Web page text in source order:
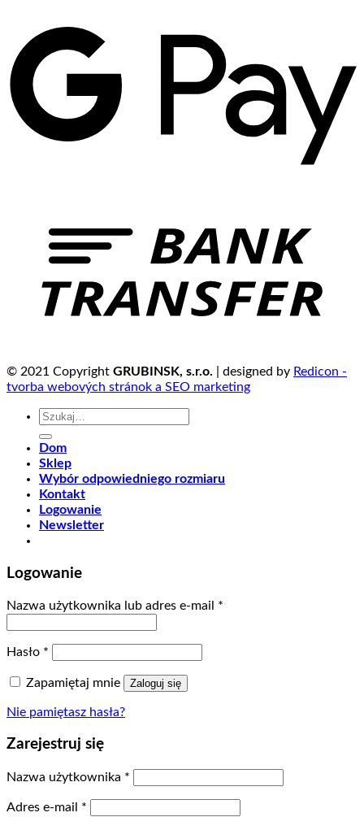
© 2021 Copyright GRUBINSK, s.r.o. | designed by Redicon -
tvorba webových stránok a SEO marketing
Szukaj:
Dom
Sklep
Wybór odpowiedniego rozmiaru
Kontakt
Logowanie
Newsletter
Logowanie
Nazwa użytkownika lub adres e-mail *
Hasło *
Zapamiętaj mnie Zaloguj się
Nie pamiętasz hasła?
Zarejestruj się
Nazwa użytkownika *
Adres e-mail *